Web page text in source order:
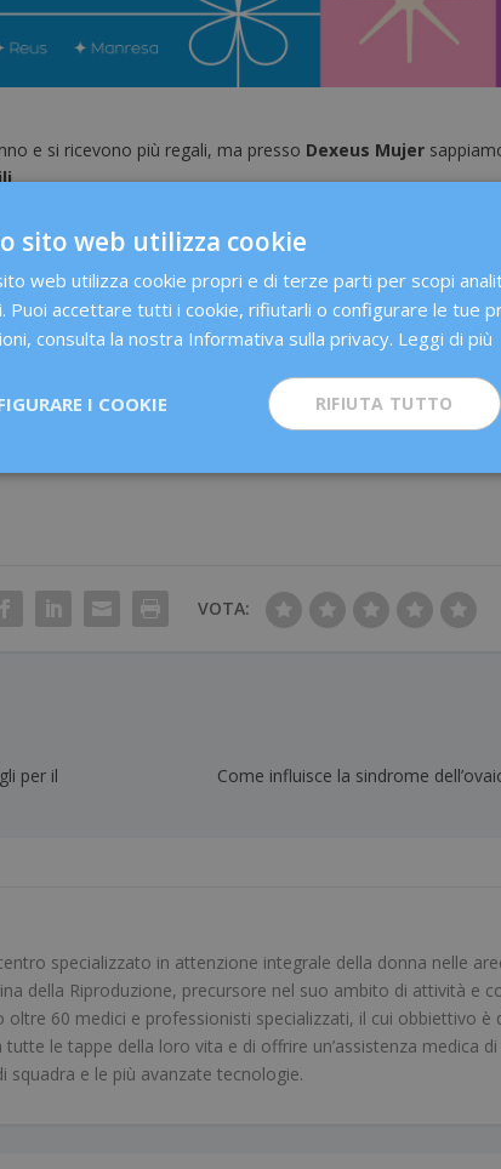
e si ricevono più regali, ma presso Dexeus Mujer
.
che il miglior regalo è la tua salute, avere una
regalo èscoprire insieme, essere più vicini a te e,
anno dopo anno.
in noi e per celebrare ogni giorno con noi.
Dexeus Mujer!
VOTA:
per il
Come influisce la sindrome
specializzato in attenzione integrale della donna nelle
della Riproduzione, precursore nel suo ambito di attività e
oltre 60 medici e professionisti specializzati, il cui obbiettivo è
tutte le tappe della loro vita e di offrire un’assistenza medica
squadra e le più avanzate tecnologie.
sito web utilizza cookie
web utilizza cookie propri e di terze parti per scopi
Puoi accettare tutti i cookie, rifiutarli o configurare le tue
consulta la nostra Informativa sulla privacy. Leggi di più
RIFIUTA TUTTO
I COOKIE